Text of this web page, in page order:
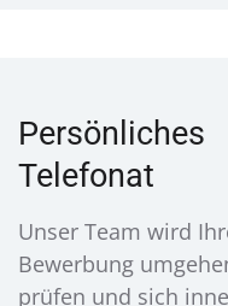
Persönliches
Telefonat
Unser Team wird
Bewerbung
prüfen und sich